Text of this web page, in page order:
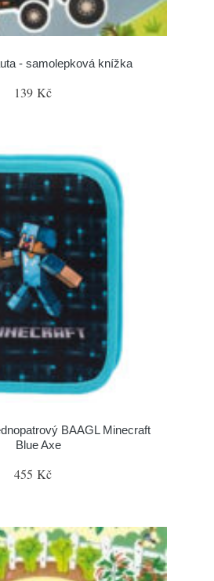
- samolepková knížka
139 Kč
BAAGL Minecraft
Blue Axe
455 Kč